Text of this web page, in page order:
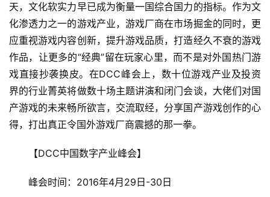
单
机
游
戏
休
闲
游
天，文化软实力早已成为衡量一国综合国力的指标。作为文
化渗透力之一的游戏产业，游戏厂商在市场掘金的同时，更
应重视游戏内容创新，提升游戏品质，打造经久不衰的游戏
作品，让更多的“经典”留在玩家心里，而不是对外国热门游
戏直接抄袭换皮。在DCC峰会上，数十位游戏产业及投资
界的行业菁英将做数十场主题讲演和闭门会谈，大佬们对国
产游戏的未来畅所欲言，交流取经，分享国产游戏创作的心
得，打出真正令国外游戏厂商震撼的那一拳。
【DCC中国数字产业峰会】
峰会时间：2016年4月29日-30日